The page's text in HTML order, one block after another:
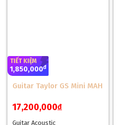
TIẾT KIỆM
1,850,000đ
Guitar Taylor GS Mini MAH
17,200,000đ
Guitar Acoustic